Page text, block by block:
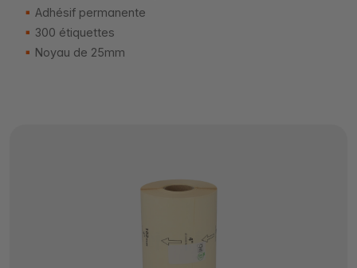
Adhésif permanente
300 étiquettes
Noyau de 25mm